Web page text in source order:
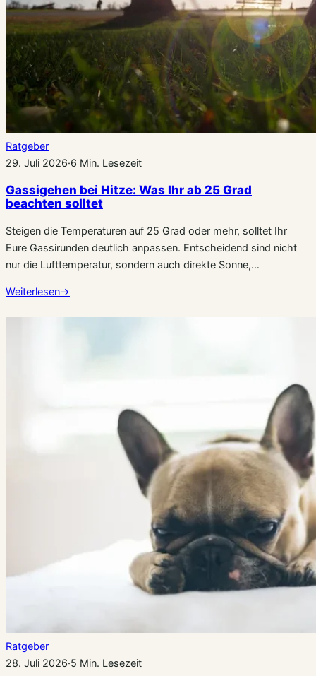
Ratgeber
29. Juli 2026·6 Min. Lesezeit
Gassigehen bei Hitze: Was Ihr ab 25 Grad
beachten solltet
Steigen die Temperaturen auf 25 Grad oder mehr, solltet Ihr
Eure Gassirunden deutlich anpassen. Entscheidend sind nicht
nur die Lufttemperatur, sondern auch direkte Sonne,…
Weiterlesen→
Ratgeber
28. Juli 2026·5 Min. Lesezeit